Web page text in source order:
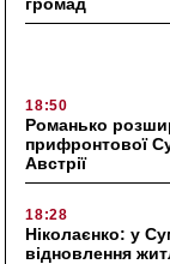
18:50
Романько
прифронтової
Австрії
18:28
Ніколаєнко: у
відновлення